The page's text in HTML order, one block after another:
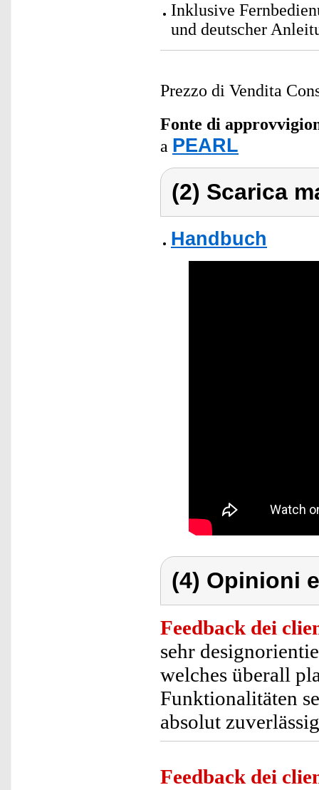
Inklusive
und deutscher
Prezzo di Vendita
Fonte di
a PEARL
(2) Scarica
Handbuch
(4) Opinioni
Feedback dei
sehr
welches überall
Funktionalitäten
absolut
Feedback dei